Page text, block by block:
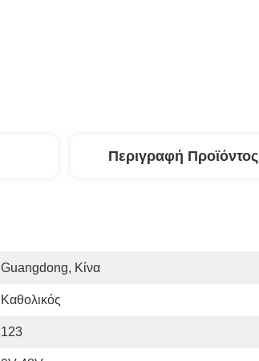
Περιγραφή Προϊόντος
Guangdong, Κίνα
Καθολικός
123